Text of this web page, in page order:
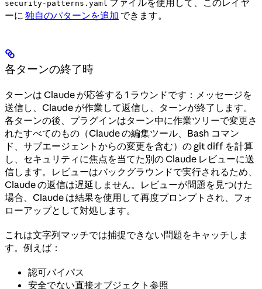
security-patterns.yaml
ーに 独自のパターンを追加 できます。
各ターンの終了時
ターンは Claude が応答する 1 ラウンドです：メッセージを
送信し、Claude が作業して返信し、ターンが終了します。
各ターンの後、プラグインはターン中に作業ツリーで変更さ
れたすべてのもの（Claude の編集ツール、Bash コマン
ド、サブエージェントからの変更を含む）の git diff を計算
し、セキュリティに焦点を当てた別の Claude レビューに送
信します。レビューはバックグラウンドで実行されるため、
Claude の返信は遅延しません。レビューが問題を見つけた
場合、Claude は結果を使用して再度プロンプトされ、フォ
ローアップとして対処します。
これは文字列マッチでは捕捉できない問題をキャッチしま
す。例えば：
認可バイパス
安全でない直接オブジェクト参照